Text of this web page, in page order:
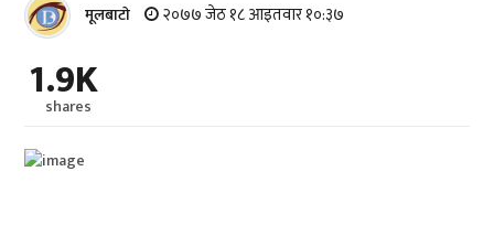
मूलबाटाे २०७७ जेठ १८ आइतवार १०:३७
1.9K
shares